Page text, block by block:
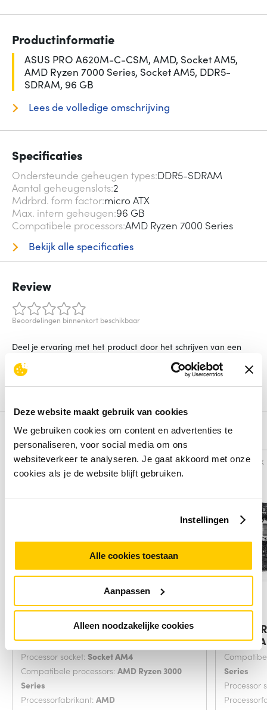
Deze website maakt gebruik van cookies
We gebruiken cookies om content en advertenties te
personaliseren, voor social media om ons
websiteverkeer te analyseren. Je gaat akkoord met onze
cookies als je de website blijft gebruiken.
Instellingen
Alle cookies toestaan
Aanpassen
Alleen noodzakelijke cookies
Productinformatie
ASUS PRO A620M-C-CSM, AMD, Socket AM5,
AMD Ryzen 7000 Series, Socket AM5, DDR5-
SDRAM, 96 GB
Lees de volledige omschrijving
Specificaties
Ondersteunde geheugen types DDR5-SDRAM
Aantal geheugenslots 2
Mdrbrd. form factor micro ATX
Max. intern geheugen 96 GB
Compatibele processorsAMD Ryzen 7000 Series
Bekijk alle specificaties
Review
Beoordelingen binnenkort beschikbaar
Deel je ervaring met het product door het schrijven van een
Alternatieven
Vergelijk
MSI B550M PRO-VDH WIFI
moederbord AMD B550
Processor socket: Socket AM4
Compatibele processors: AMD Ryzen 3000
Series
Processorfabrikant: AMD
Vergelijk
ASUS
Socket
Series
Processor